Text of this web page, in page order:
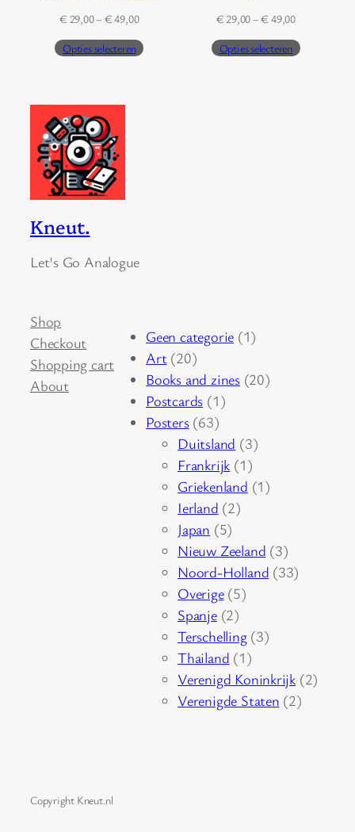
€ 29,00– €49,00Prijsklasse:
tot
Opties selecteren
€ 29,00–€ 49,00Prijsklasse:
tot
Opties selecteren
Kneut.
Let's Go Analogue
Shop
Checkout
Shopping cart
About
Geen categorie 11
Art 2020
producten
Books and zines 2020
Postcards 11
Posters 6363
producten
Duitsland 33
producten
Frankrijk 11
product
Griekenland 11
Ierland 22
Japan 55
producten
Nieuw Zeeland 33
producten
Noord-Holland 3333
Overige 55
Spanje 22
producten
Terschelling 33
Thailand 11
product
Verenigd Koninkrijk 22
Verenigde Staten 22
Copyright Kneut.nl